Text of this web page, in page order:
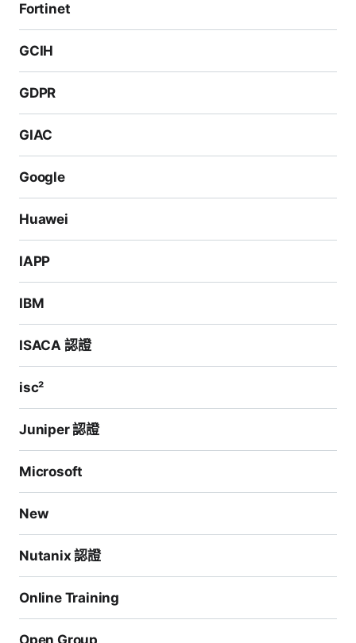
Fortinet
GCIH
GDPR
GIAC
Google
Huawei
IAPP
IBM
ISACA 認證
isc²
Juniper 認證
Microsoft
New
Nutanix 認證
Online Training
Open Group